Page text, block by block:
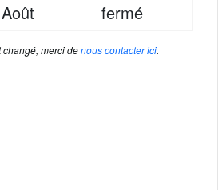
fermé
merci denous contacter ici.